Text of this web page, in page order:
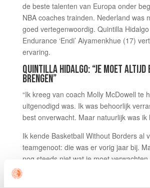
de beste talenten van Europa onder
NBA coaches trainden. Nederland was
goed vertegenwoordig. Quintilla
Endurance ‘Endi’ Aiyamenkhue (17)
ervaring.
QUINTILLA HIDALGO: “JE MOET ALTIJD
BRENGEN”
“Ik kreeg van coach Molly McDowell te
uitgenodigd was. Ik was behoorlijk
best onverwacht. Maar natuurlijk was ik
Ik kende Basketball Without Borders al
teamgenoot: die was er vorig jaar bij.
nog steeds niet wat je moet
30 meiden en het hele camp was heel
ook heel leuk. Ik zag veel speelsters